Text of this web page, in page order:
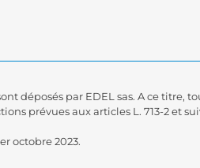
déposés par EDEL sas. A ce
prévues aux articles L. 713-2 et
octobre 2023.